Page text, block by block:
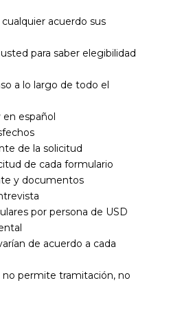
acuerdo sus
para saber elegibilidad
a lo largo de todo el
en español
de la solicitud
de cada formulario
y documentos
por persona de USD
de acuerdo a cada
no permite tramitación, no